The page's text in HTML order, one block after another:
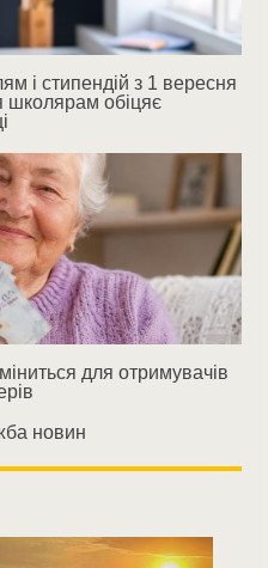
і стипендій з 1 вересня
школярам обіцяє
для отримувачів
новин